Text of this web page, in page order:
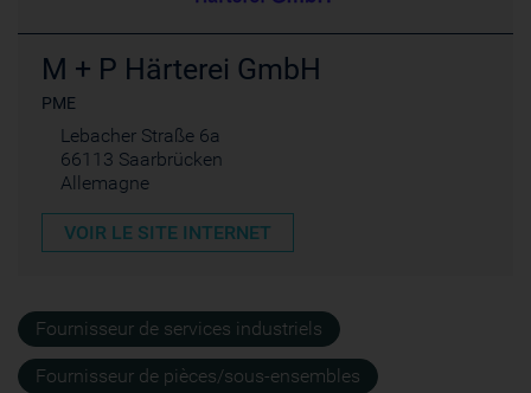
M + P Härterei GmbH
PME
Lebacher Straße 6a
66113 Saarbrücken
Allemagne
VOIR LE SITE INTERNET
Fournisseur de services industriels
Fournisseur de pièces/sous-ensembles